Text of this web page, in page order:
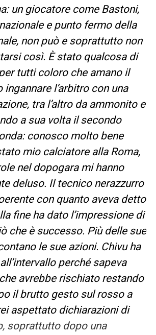
un giocatore come Bastoni,
e punto fermo della
non può e soprattutto non
così. È stato qualcosa di
tutti coloro che amano il
l’arbitro con una
tra l’altro da ammonito e
a sua volta il secondo
conosco molto bene
mio calciatore alla Roma,
nel dopogara mi hanno
deluso. Il tecnico nerazzurro
con quanto aveva detto
fine ha dato l’impressione di
che è successo. Più delle sue
le sue azioni. Chivu ha
perché sapeva
avrebbe rischiato restando
il brutto gesto sul rosso a
aspettato dichiarazioni di
soprattutto dopo una